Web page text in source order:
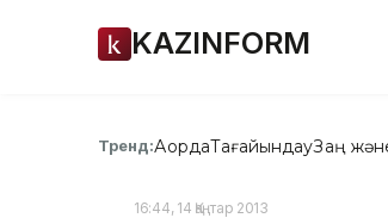
KAZINFORM
Тренд:АқордаТағайындауЗаң
16:44, 14 Қаңтар 2013